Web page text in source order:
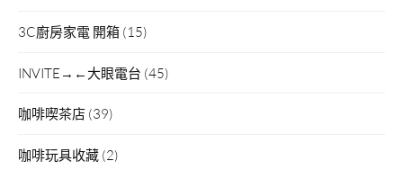
3C廚房家電 開箱 (15)
INVITE→←大眼電台 (45)
咖啡喫茶店 (39)
咖啡玩具收藏 (2)